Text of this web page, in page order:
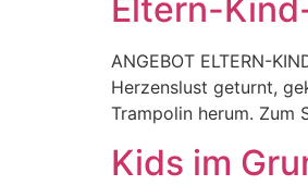
Eltern-
ANGEBOT ELTERN-
Herzenslust geturnt,
Trampolin herum. Zum
Kids im